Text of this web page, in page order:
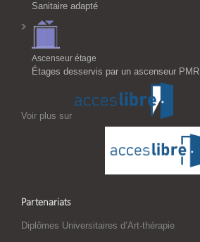
Sanitaire adapté
Ascenseur étage
Étages desservis par un ascenseur PMR
Voir plus sur
Partenariats
Diplômes Universitaires d’Art-thérapie